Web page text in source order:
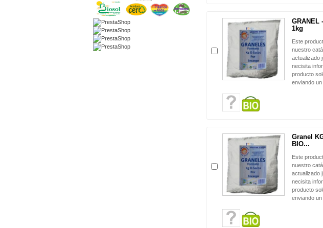
GRANEL
1kg
Este
nuestro
actualizado
necisita
producto
enviando
Granel
BIO...
Este
nuestro
actualizado
necisita
producto
enviando